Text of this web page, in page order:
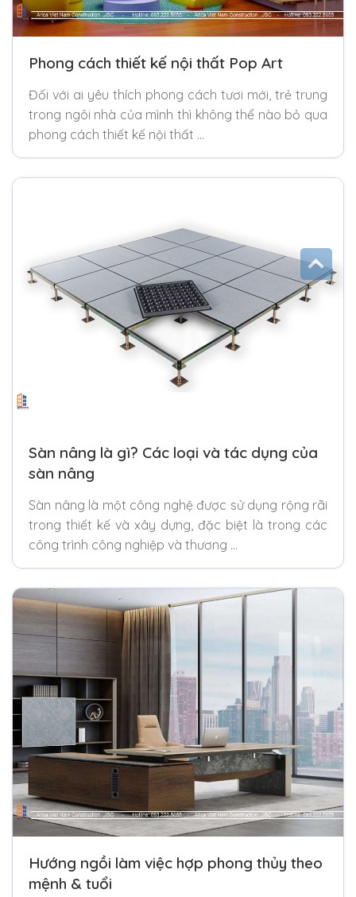
Phong cách thiết kế nội thất Pop Art
Đối với ai yêu thích phong cách tươi mới, trẻ trung
trong ngôi nhà của mình thì không thể nào bỏ qua
phong cách thiết kế nội thất …
Sàn nâng là gì? Các loại và tác dụng của
sàn nâng
Sàn nâng là một công nghệ được sử dụng rộng rãi
trong thiết kế và xây dựng, đặc biệt là trong các
công trình công nghiệp và thương …
Hướng ngồi làm việc hợp phong thủy theo
mệnh & tuổi